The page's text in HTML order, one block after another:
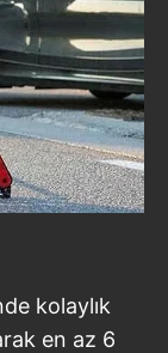
kolaylık
en az 6